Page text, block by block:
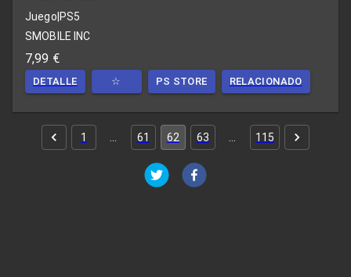
Juego PS5
SMOBILE INC
7,99 €
DETALLE ☆ PS STORE RELACIONADO
1 61 62 63 115